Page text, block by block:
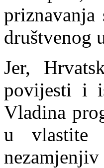
društvenog
Jer,
povijesti i
Vladina
u vlastite